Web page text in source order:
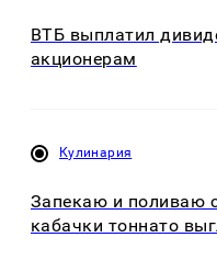
ВТБ выплатил
акционерам
Кулинария
Запекаю и поливаю
кабачки тоннато